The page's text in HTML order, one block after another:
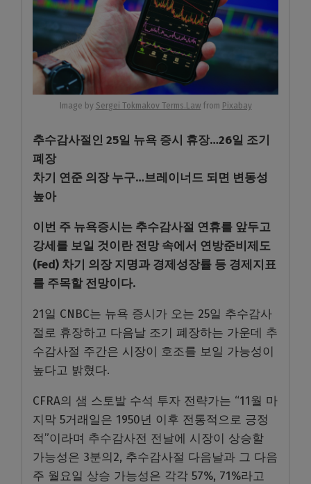
Image by Sergei Tokmakov Terms.Law from Pixabay
추수감사절인 25일 뉴욕 증시 휴장…26일 조기
폐장
차기 연준 의장 누구…브레이너드 되면 변동성
높아
이번 주 뉴욕증시는 추수감사절 연휴를 앞두고
강세를 보일 것이란 전망 속에서 연방준비제도
(Fed) 차기 의장 지명과 경제성장률 등 경제지표
를 주목할 전망이다.
21일 CNBC는 뉴욕 증시가 오는 25일 추수감사
절로 휴장하고 다음날 조기 폐장하는 가운데 추
수감사절 주간은 시장이 호조를 보일 가능성이
높다고 밝혔다.
CFRA의 샘 스토발 수석 투자 전략가는 “11월 마
지막 5거래일은 1950년 이후 전통적으로 긍정
적”이라며 추수감사전 전날에 시장이 상승할
가능성은 3분의2, 추수감사절 다음날과 그 다음
주 월요일 상승 가능성은 각각 57%, 71%라고